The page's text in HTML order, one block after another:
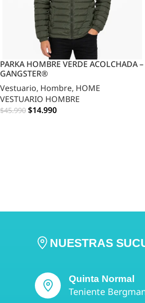
PARKA HOMBRE VERDE ACOLCHADA –
GANGSTER®
Vestuario, Hombre, HOME
VESTUARIO HOMBRE
$45.990 $14.990
NUESTRAS
Quinta Normal
Teniente